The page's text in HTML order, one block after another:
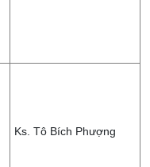
Ks. Tô Bích Phượng